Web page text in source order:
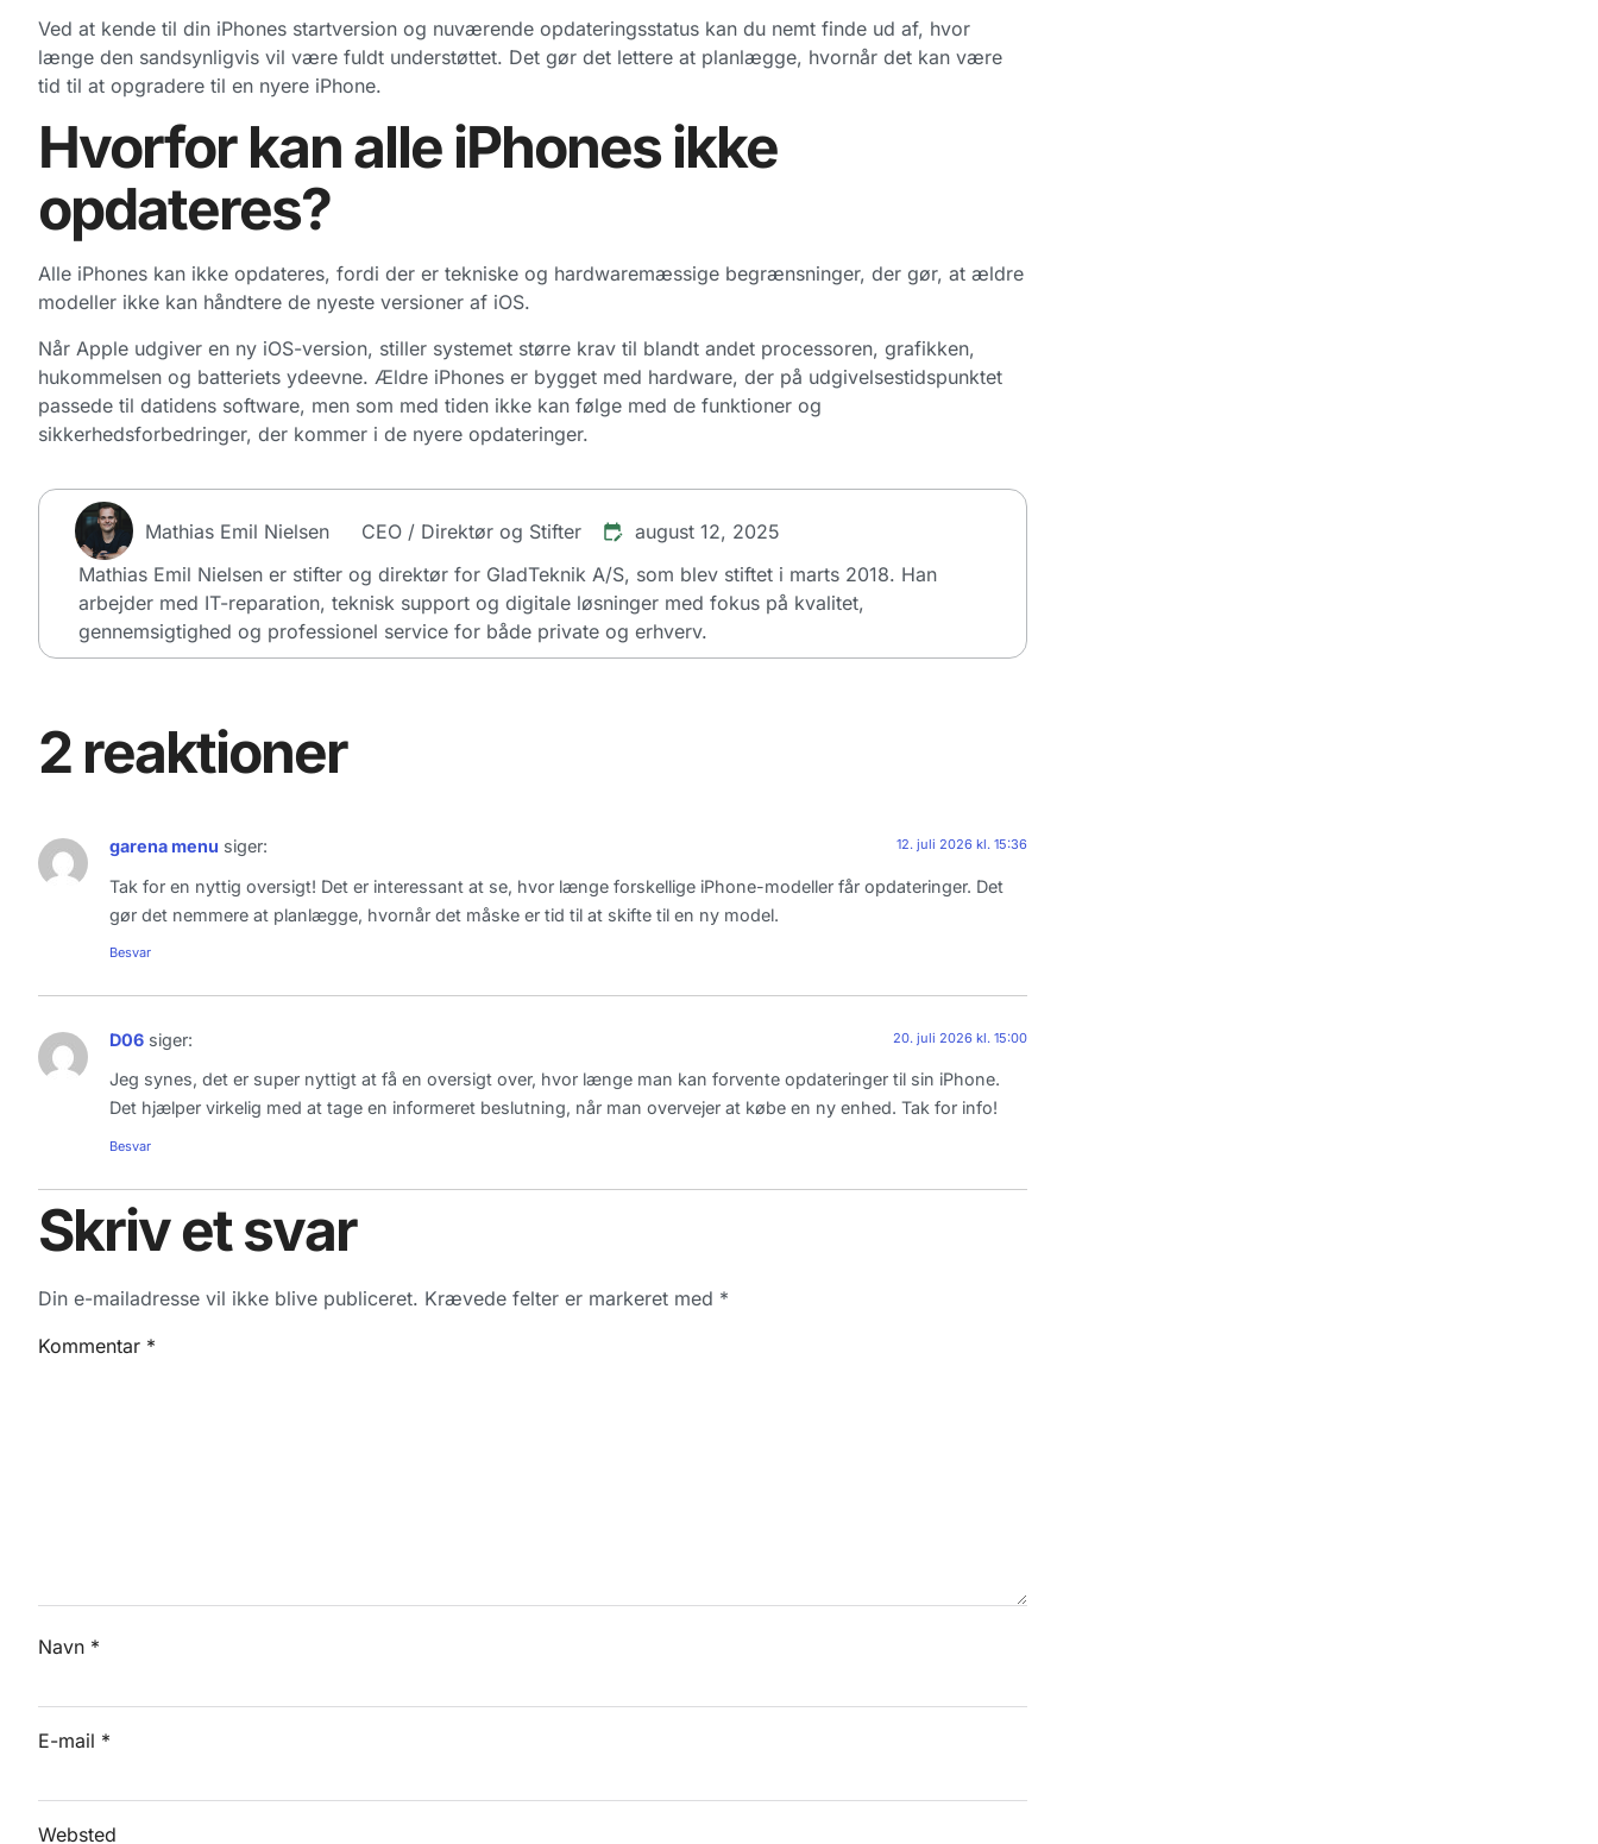
Ved at kende til din iPhones startversion og nuværende opdateringsstatus kan du nemt finde ud af, hvor
længe den sandsynligvis vil være fuldt understøttet. Det gør det lettere at planlægge, hvornår det kan være
tid til at opgradere til en nyere iPhone.
Hvorfor kan alle iPhones ikke
opdateres?
Alle iPhones kan ikke opdateres, fordi der er tekniske og hardwaremæssige begrænsninger, der gør, at ældre
modeller ikke kan håndtere de nyeste versioner af iOS.
Når Apple udgiver en ny iOS-version, stiller systemet større krav til blandt andet processoren, grafikken,
hukommelsen og batteriets ydeevne. Ældre iPhones er bygget med hardware, der på udgivelsestidspunktet
passede til datidens software, men som med tiden ikke kan følge med de funktioner og
sikkerhedsforbedringer, der kommer i de nyere opdateringer.
Mathias Emil Nielsen CEO / Direktør og Stifter
august 12, 2025
Mathias Emil Nielsen er stifter og direktør for GladTeknik A/S, som blev stiftet i marts 2018. Han
arbejder med IT-reparation, teknisk support og digitale løsninger med fokus på kvalitet,
gennemsigtighed og professionel service for både private og erhverv.
2 reaktioner
garena menu siger: 12. juli 2026 kl. 15:36
Tak for en nyttig oversigt! Det er interessant at se, hvor længe forskellige iPhone-modeller får opdateringer. Det
gør det nemmere at planlægge, hvornår det måske er tid til at skifte til en ny model.
Besvar
D06 siger: 20. juli 2026 kl. 15:00
Jeg synes, det er super nyttigt at få en oversigt over, hvor længe man kan forvente opdateringer til sin iPhone.
Det hjælper virkelig med at tage en informeret beslutning, når man overvejer at købe en ny enhed. Tak for info!
Besvar
Skriv et svar
Din e-mailadresse vil ikke blive publiceret. Krævede felter er markeret med *
Kommentar *
Navn *
E-mail *
Websted